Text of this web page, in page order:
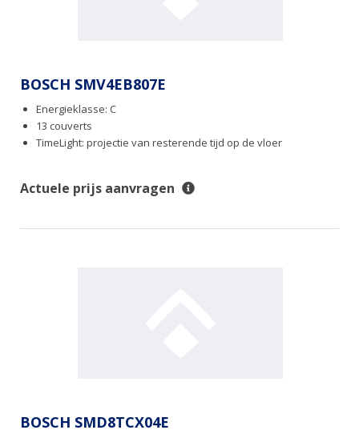
BOSCH SMV4EB807E
Energieklasse: C
13 couverts
TimeLight: projectie van resterende tijd op de vloer
Actuele prijs aanvragen
BOSCH SMD8TCX04E